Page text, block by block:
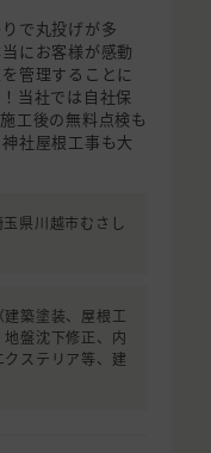
で丸投げが多
にお客様が感動
管理することに
当社では自社保
工後の無料点検も
社屋根工事も大
県川越市むさし
建築塗装、屋根工
盤沈下修正、内
ステリア等、建